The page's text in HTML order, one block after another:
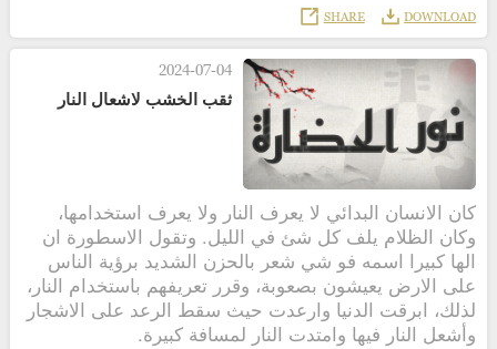
DOWNLOAD
SHARE
2024-07-04
ثقب الخشب لاشعال النار
كان الانسان البدائي لا يعرف النار ولا يعرف استخدامها،
وكان الظلام يلف كل شئ في الليل. وتقول الاسطورة ان
الها كبيرا اسمه فو شي شعر بالحزن الشديد برؤية الناس
على الارض يعيشون بصعوبة، وقرر تعريفهم باستخدام النار،
لذلك، ابرقت الدنيا وارعدت حيث سقط الرعد على الاشجار
وأشعل النار فيها وامتدت النار لمسافة كبيرة.